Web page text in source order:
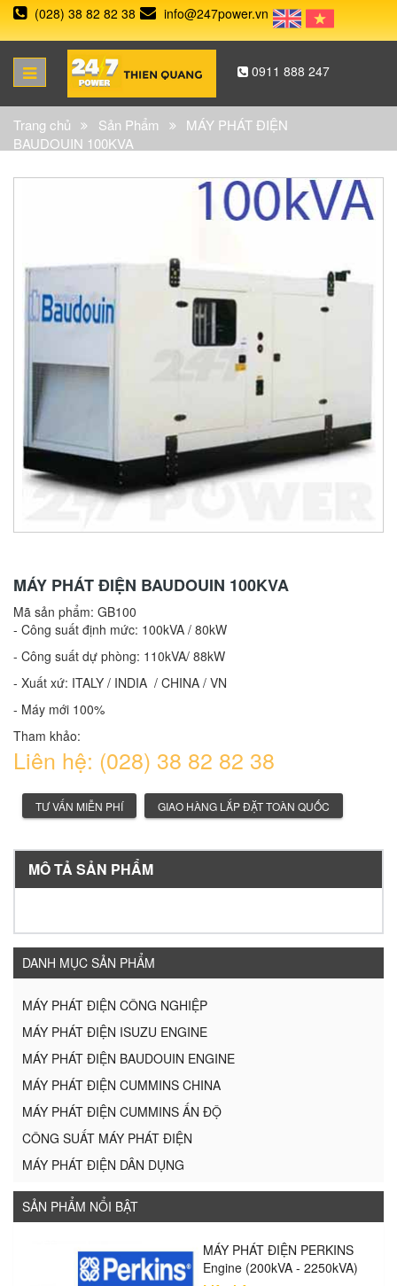
(028) 38 82 82 38 info@247power.vn
0911 888 247
Trang chủ Sản Phẩm
MÁY PHÁT ĐIỆN
BAUDOUIN 100KVA
MÁY PHÁT ĐIỆN BAUDOUIN 100KVA
Mã sản phẩm: GB100
- Công suất định mức: 100kVA / 80kW
- Công suất dự phòng: 110kVA/ 88kW
- Xuất xứ: ITALY / INDIA / CHINA / VN
- Máy mới 100%
Tham khảo:
Liên hệ: (028) 38 82 82 38
TƯ VẤN MIỄN PHÍ GIAO HÀNG LẮP ĐẶT TOÀN QUỐC
MÔ TẢ SẢN PHẨM
DANH MỤC SẢN PHẨM
MÁY PHÁT ĐIỆN CÔNG NGHIỆP
MÁY PHÁT ĐIỆN ISUZU ENGINE
MÁY PHÁT ĐIỆN BAUDOUIN ENGINE
MÁY PHÁT ĐIỆN CUMMINS CHINA
MÁY PHÁT ĐIỆN CUMMINS ẤN ĐỘ
CÔNG SUẤT MÁY PHÁT ĐIỆN
MÁY PHÁT ĐIỆN DÂN DỤNG
SẢN PHẨM NỔI BẬT
MÁY PHÁT ĐIỆN PERKINS
Engine (200kVA - 2250kVA)